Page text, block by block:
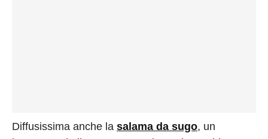
Diffusissima anche la salama da sugo, un